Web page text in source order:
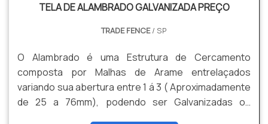
TELA DE ALAMBRADO GALVANIZADA PREÇO
TRADE FENCE/ SP
O Alambrado é uma Estrutura de Cercamento
composta por Malhas de Arame entrelaçados
variando sua abertura entre 1 á 3 ( Aproximadamente
de 25 a 76mm), podendo ser Galvanizadas ou